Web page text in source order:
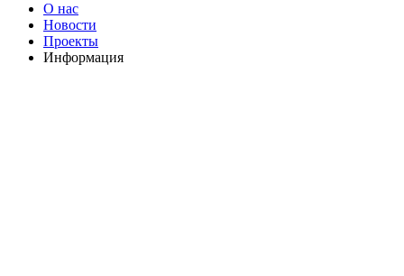
О нас
Новости
Проекты
Информация